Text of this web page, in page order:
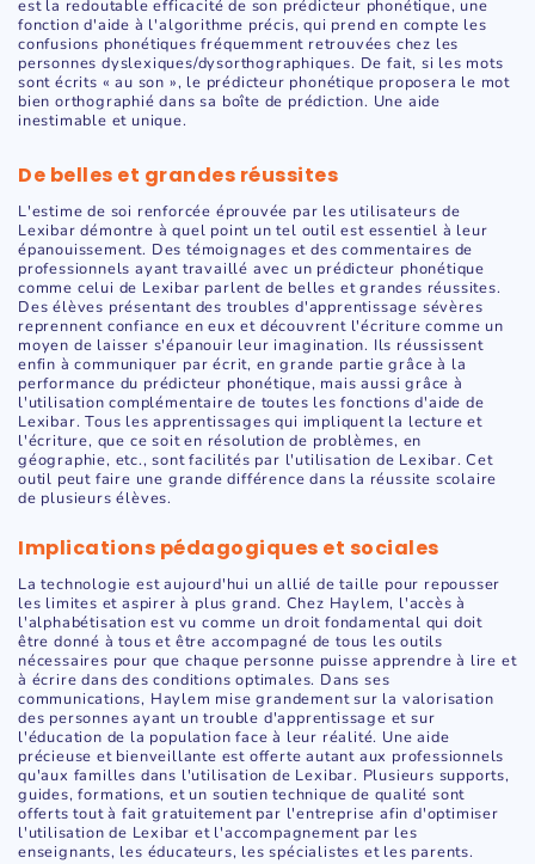
est la redoutable efficacité de son prédicteur phonétique, une
fonction d'aide à l'algorithme précis, qui prend en compte les
confusions phonétiques fréquemment retrouvées chez les
personnes dyslexiques/dysorthographiques. De fait, si les mots
sont écrits « au son », le prédicteur phonétique proposera le mot
bien orthographié dans sa boîte de prédiction. Une aide
inestimable et unique.
De belles et grandes réussites
L'estime de soi renforcée éprouvée par les utilisateurs de
Lexibar démontre à quel point un tel outil est essentiel à leur
épanouissement. Des témoignages et des commentaires de
professionnels ayant travaillé avec un prédicteur phonétique
comme celui de Lexibar parlent de belles et grandes réussites.
Des élèves présentant des troubles d'apprentissage sévères
reprennent confiance en eux et découvrent l'écriture comme un
moyen de laisser s'épanouir leur imagination. Ils réussissent
enfin à communiquer par écrit, en grande partie grâce à la
performance du prédicteur phonétique, mais aussi grâce à
l'utilisation complémentaire de toutes les fonctions d'aide de
Lexibar. Tous les apprentissages qui impliquent la lecture et
l'écriture, que ce soit en résolution de problèmes, en
géographie, etc., sont facilités par l'utilisation de Lexibar. Cet
outil peut faire une grande différence dans la réussite scolaire
de plusieurs élèves.
Implications pédagogiques et sociales
La technologie est aujourd'hui un allié de taille pour repousser
les limites et aspirer à plus grand. Chez Haylem, l'accès à
l'alphabétisation est vu comme un droit fondamental qui doit
être donné à tous et être accompagné de tous les outils
nécessaires pour que chaque personne puisse apprendre à lire et
à écrire dans des conditions optimales. Dans ses
communications, Haylem mise grandement sur la valorisation
des personnes ayant un trouble d'apprentissage et sur
l'éducation de la population face à leur réalité. Une aide
précieuse et bienveillante est offerte autant aux professionnels
qu'aux familles dans l'utilisation de Lexibar. Plusieurs supports,
guides, formations, et un soutien technique de qualité sont
offerts tout à fait gratuitement par l'entreprise afin d'optimiser
l'utilisation de Lexibar et l'accompagnement par les
enseignants, les éducateurs, les spécialistes et les parents.